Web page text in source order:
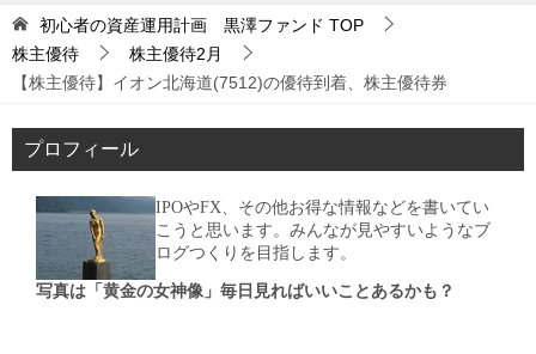
初心者の資産運用計画 黒澤ファンド TOP
株主優待
株主優待2月
【株主優待】イオン北海道(7512)の優待到着、株主優待券
プロフィール
IPOやFX、その他お得な情報などを書いてい
こうと思います。みんなが見やすいようなブ
ログつくりを目指します。
写真は「黄金の女神像」毎日見ればいいことあるかも？